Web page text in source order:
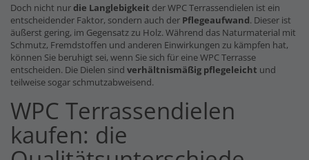
Doch nicht nurdie Langlebigkeit der WPC Terrassendielen ist ein
entscheidender Faktor, sondern auch der Pflegeaufwand. Dieser ist
äußerst gering, im Gegensatz zu Holz. Während das Naturmaterial mit
Schmutz, Fremdstoffen und anderen Einwirkungen zu kämpfen hat,
können Sie beruhigt sei, wenn Sie sich für eine WPC Terrasse
entscheiden. Die Dielen sind verhältnismäßig pflegeleicht und
teilweise sogar schmutzabweisend.
WPC Terrassendielen
kaufen: die